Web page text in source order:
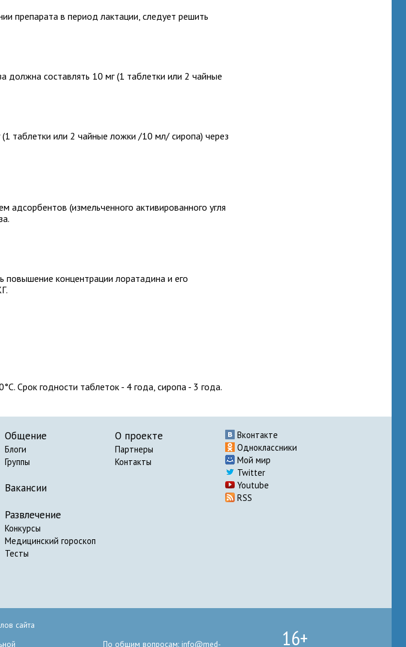
препарата в период лактации, следует решить
должна составлять 10 мг (1 таблетки или 2 чайные
таблетки или 2 чайные ложки /10 мл/ сиропа) через
(измельченного активированного угля
концентрации лоратадина и его
Срок годности таблеток - 4 года, сиропа - 3 года.
Общение
Блоги
Группы
Вакансии
Развлечение
Конкурсы
Медицинский гороскоп
Тесты
О проекте
Партнеры
Контакты
Вконтакте
Одноклассники
Мой мир
Twitter
Youtube
RSS
сайта
По общим вопросам: info@med- 16+